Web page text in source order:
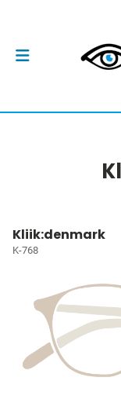
Kliik:denmark
K-768